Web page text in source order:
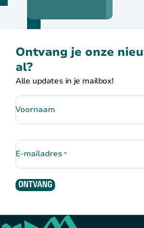
Ontvang je onze
al?
Alle updates in je mailbox!
Voornaam
E-mailadres *
ONTVANG
Terug naar de startpagina